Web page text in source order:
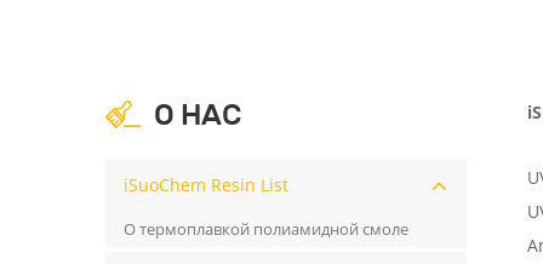
О НАС
iSuoChem Resin List
О термоплавкой полиамидной смоле